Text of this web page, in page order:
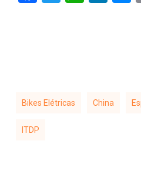
Bikes Elétricas China
ITDP